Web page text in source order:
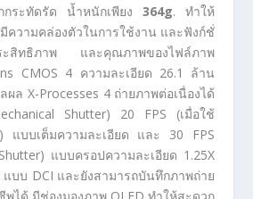
กระทัดรัด น้ำหนักเพียง364g. ทำให้
ความคล่องตัวในการใช้งาน และฟังก์ชั่
ระสิทธิภาพ และคุณภาพของไฟล์ภาพ
CMOS 4 ความละเอียด 26.1 ล้าน
ล X-Processes 4 ถ่ายภาพต่อเนื่องได้
Shutter) 20 FPS (เมื่อใช้
แบบเต็มความละเอียด และ 30 FPS
แบบครอปความละเอียด 1.25X
แบบ DCI และยังสามารถบันทึกภาพถ่าย